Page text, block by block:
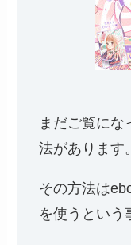
まだご覧にな
法があります。
その方法は
を使うという